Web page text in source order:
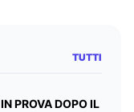
TUTTI
PROVA DOPO IL